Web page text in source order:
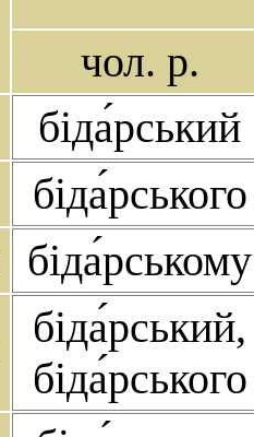
чол. р.
біда́рський
біда́рського
біда́рському
біда́рський,
біда́рського